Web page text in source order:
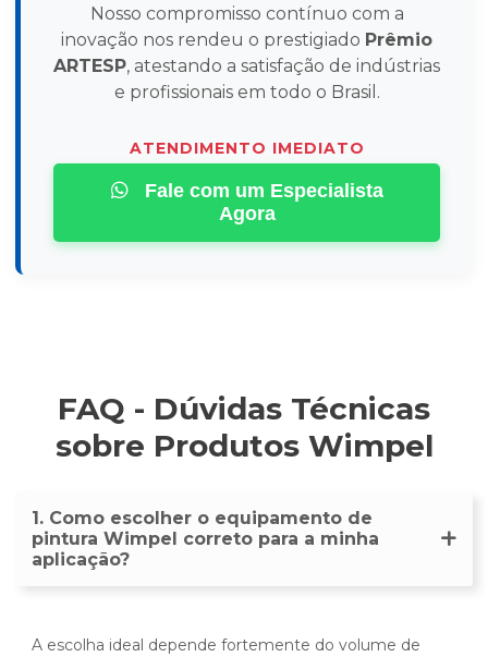
Nosso compromisso contínuo com a
inovação nos rendeu o prestigiado Prêmio
ARTESP, atestando a satisfação de indústrias
e profissionais em todo o Brasil.
ATENDIMENTO IMEDIATO
Fale com um Especialista
Agora
FAQ - Dúvidas Técnicas
sobre Produtos Wimpel
1. Como escolher o equipamento de
pintura Wimpel correto para a minha
aplicação?
A escolha ideal depende fortemente do volume de